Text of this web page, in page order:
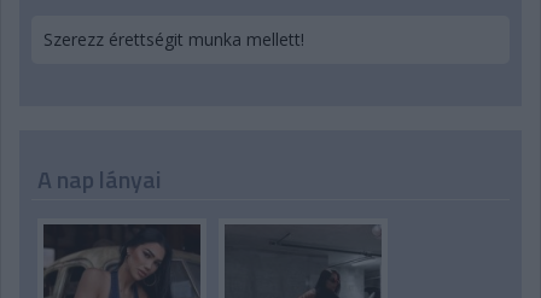
Szerezz érettségit munka mellett!
A nap lányai